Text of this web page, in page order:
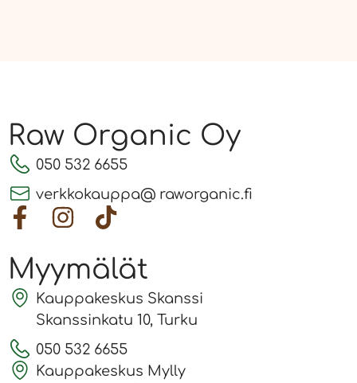
Raw Organic Oy
050 532 6655
verkkokauppa@ raworganic.fi
Myymälät
Kauppakeskus Skanssi
Skanssinkatu 10, Turku
050 532 6655
Kauppakeskus Mylly